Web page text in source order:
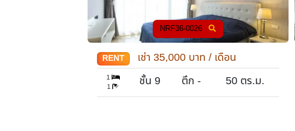
มีผู้เช่าแล้ว
RENT เช่า 33,000บาท / เดือน
1
1
ชั้น 12 ตึก 55 ตร.ม.